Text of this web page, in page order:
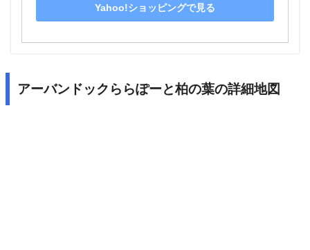
Yahoo!ショッピングで見る
アーバンドックららぽーと柏の葉の詳細地図